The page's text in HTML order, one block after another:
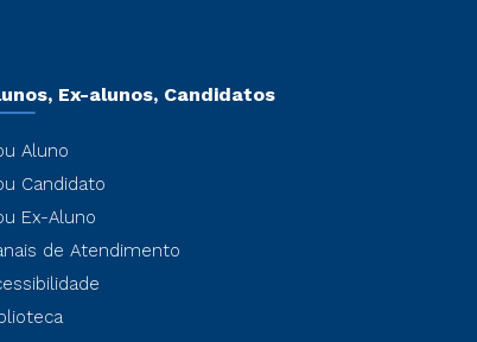
Ex-alunos, Candidatos
Aluno
Candidato
Ex-Aluno
de Atendimento